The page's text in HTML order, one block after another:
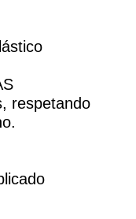
respetando